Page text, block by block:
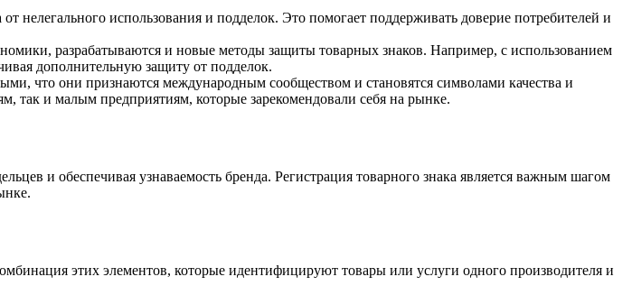
нелегального использования и подделок. Это помогает поддерживать доверие потребителей и
разрабатываются и новые методы защиты товарных знаков. Например, с использованием
дополнительную защиту от подделок.
что они признаются международным сообществом и становятся символами качества и
и малым предприятиям, которые зарекомендовали себя на рынке.
и обеспечивая узнаваемость бренда. Регистрация товарного знака является важным шагом
этих элементов, которые идентифицируют товары или услуги одного производителя и